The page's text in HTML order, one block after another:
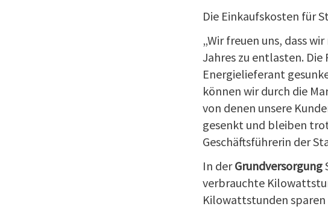
Die Einkaufskosten für
„Wir freuen uns, dass
Jahres zu entlasten. Die
Energielieferant
können wir durch die
von denen unsere
gesenkt und bleiben
Geschäftsführerin der
In derGrundversorgung
verbrauchte
Kilowattstunden sparen